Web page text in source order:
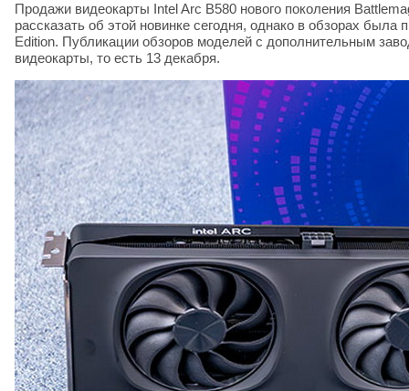
Продажи видеокарты Intel Arc B580 нового поколения
рассказать об этой новинке сегодня, однако в обзорах
Edition. Публикации обзоров моделей с дополнительным
видеокарты, то есть 13 декабря.